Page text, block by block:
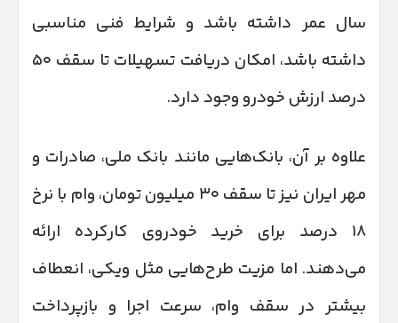
سال عمر داشته باشد و شرایط فنی مناسبی
داشته باشد، امکان دریافت تسهیلات تا سقف ۵۰
درصد ارزش خودرو وجود دارد.
علاوه بر آن، بانک‌هایی مانند بانک ملی، صادرات و
مهر ایران نیز تا سقف ۳۰ میلیون تومان، وام با نرخ
۱۸ درصد برای خرید خودروی کارکرده ارائه
می‌دهند. اما مزیت طرح‌هایی مثل ویکی، انعطاف
بیشتر در سقف وام، سرعت اجرا و بازپرداخت